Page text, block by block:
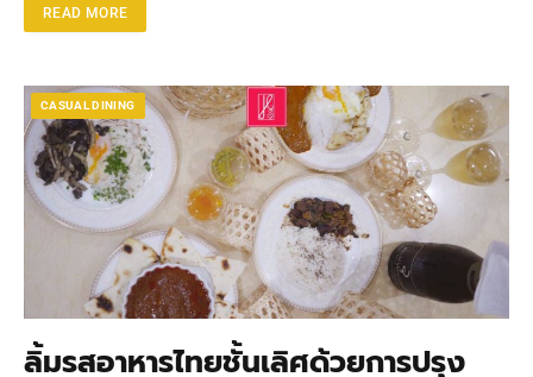
READ MORE
CASUAL DINING
ลิ้มรสอาหารไทยชั้นเลิศด้วยการปรุง